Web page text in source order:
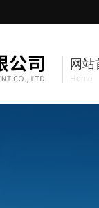
网站
Home